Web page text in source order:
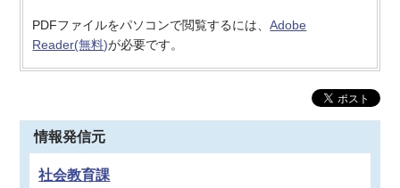
PDFファイルをパソコンで閲覧するには、Adobe
Reader(無料)が必要です。
情報発信元
社会教育課